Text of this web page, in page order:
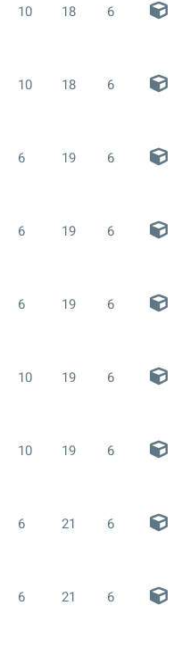
10 18 6
10 18 6
6 19 6
6 19 6
6 19 6
10 19 6
10 19 6
6 21 6
6 21 6